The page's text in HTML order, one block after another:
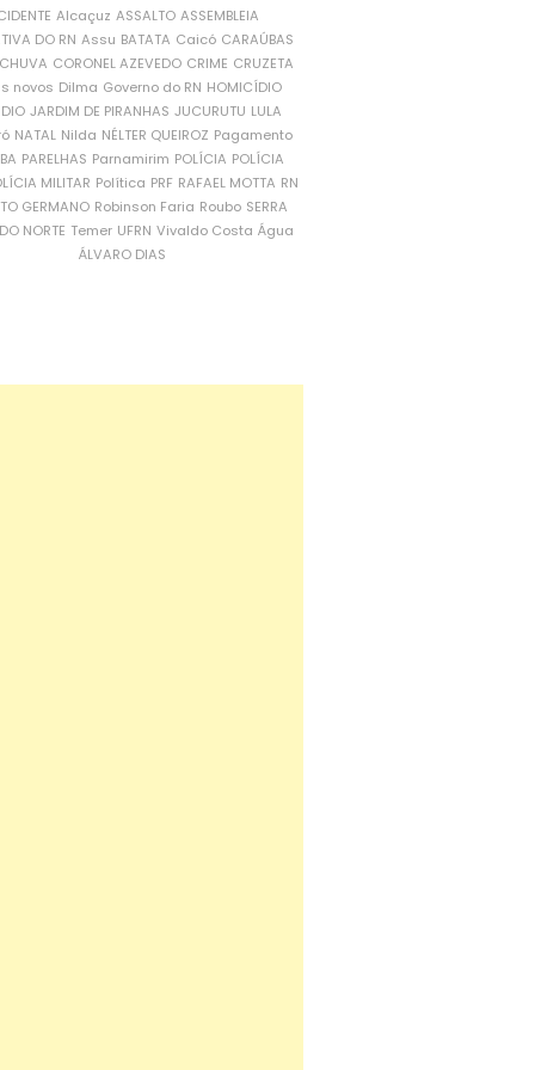
Alcaçuz ASSALTO ASSEMBLEIA
DO RN Assu BATATA Caicó CARAÚBAS
CORONEL AZEVEDO CRIME CRUZETA
novos Dilma Governo do RN HOMICÍDIO
JARDIM DE PIRANHAS JUCURUTU LULA
NATAL Nilda NÉLTER QUEIROZ Pagamento
PARELHAS Parnamirim POLÍCIA POLÍCIA
MILITAR Política PRF RAFAEL MOTTA RN
GERMANO Robinson Faria Roubo SERRA
NORTE Temer UFRN Vivaldo Costa Água
ÁLVARO DIAS